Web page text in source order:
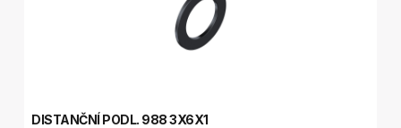
DISTANČNÍ PODL. 988 3X6X1